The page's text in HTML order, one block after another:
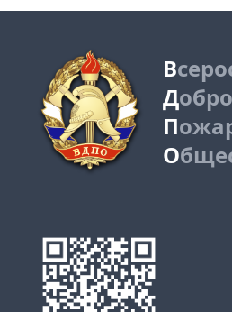
В
Д
П
О